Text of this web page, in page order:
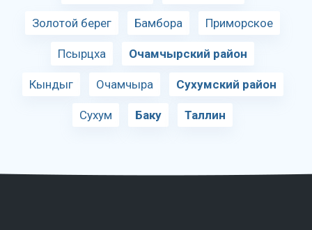
Золотой берег Бамбора Приморское
Псырцха Очамчырский район
Кындыг Очамчыра Сухумский район
Сухум Баку Таллин